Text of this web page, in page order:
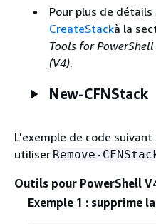
Pour plus de
CreateStackà la
Tools for
(V4).
New-CFNStack
L'exemple de code
utiliser Remove-
Outils pour PowerShell
Exemple 1 : supprime